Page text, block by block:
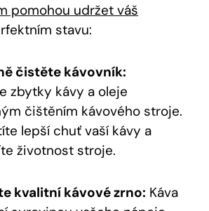
pomohou udržet váš
stavu:
čistěte kávovník:
zbytky kávy a oleje
čištěním kávového stroje.
lepší chuť vaší kávy a
životnost stroje.
kvalitní kávové zrno: Káva